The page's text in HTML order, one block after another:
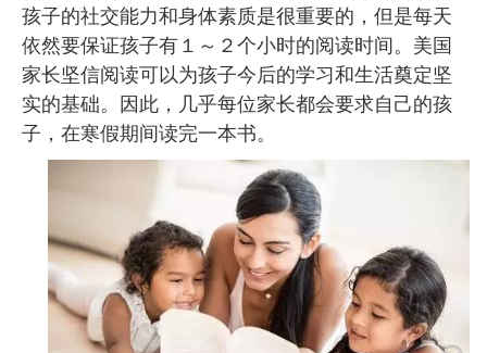
孩子的社交能力和身体素质是很重要的，但是每天
依然要保证孩子有１～２个小时的阅读时间。美国
家长坚信阅读可以为孩子今后的学习和生活奠定坚
实的基础。因此，几乎每位家长都会要求自己的孩
子，在寒假期间读完一本书。